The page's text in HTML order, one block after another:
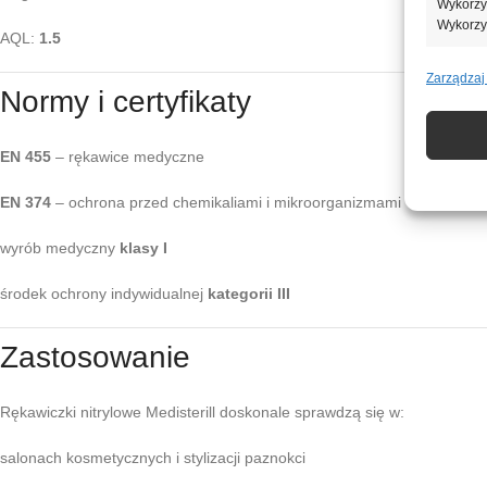
AQL: 1.5
Normy i certyfikaty
EN 455 – rękawice medyczne
EN 374 – ochrona przed chemikaliami i mikroorganizmami
wyrób medyczny klasy I
środek ochrony indywidualnej kategorii III
Zastosowanie
Rękawiczki nitrylowe Medisterill doskonale sprawdzą się w:
salonach kosmetycznych i stylizacji paznokci